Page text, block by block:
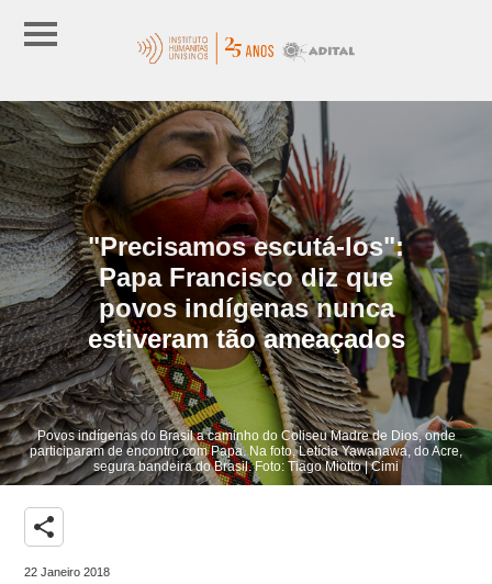
"Precisamos escutá-los":
Papa Francisco diz que
povos indígenas nunca
estiveram tão ameaçados
Povos indígenas do Brasil a caminho do Coliseu Madre de Dios, onde
participaram de encontro com Papa. Na foto, Letícia Yawanawa, do Acre,
segura bandeira do Brasil. Foto: Tiago Miotto | Cimi
share
22 Janeiro 2018